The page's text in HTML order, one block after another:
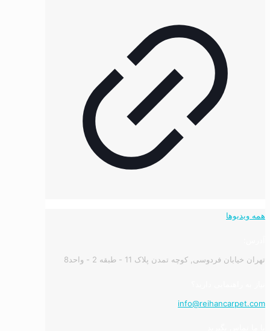
همه ویدیوها
تهران خیابان فردوسی, کوچه تمدن پلاک 11 - طبقه 2 - واحد8
info@reihancarpet.com